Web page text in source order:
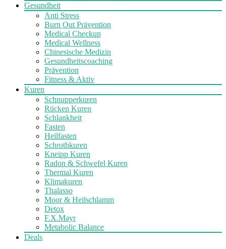
Gesundheit
Anti Stress
Burn Out Prävention
Medical Checkup
Medical Wellness
Chinesische Medizin
Gesundheitscoaching
Prävention
Fitness & Aktiv
Kuren
Schnupperkuren
Rücken Kuren
Schlankheit
Fasten
Heilfasten
Schrothkuren
Kneipp Kuren
Radon & Schwefel Kuren
Thermal Kuren
Klimakuren
Thalasso
Moor & Heilschlamm
Detox
F.X.Mayr
Metabolic Balance
Deals